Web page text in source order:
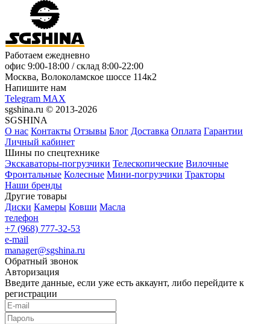
Работаем ежедневно
офис 9:00-18:00 / склад 8:00-22:00
Москва, Волоколамское шоссе 114к2
Напишите нам
Telegram MAX
sgshina.ru © 2013-2026
SGSHINA
О нас Контакты Отзывы Блог Доставка Оплата Гарантии
Личный кабинет
Шины по спецтехнике
Экскаваторы-погрузчики Телескопические Вилочные
Фронтальные Колесные Мини-погрузчики Тракторы
Наши бренды
Другие товары
Диски Камеры Ковши Масла
телефон
+7 (968) 777-32-53
e-mail
manager@sgshina.ru
Обратный звонок
Авторизация
Введите данные, если уже есть аккаунт, либо перейдите к
регистрации